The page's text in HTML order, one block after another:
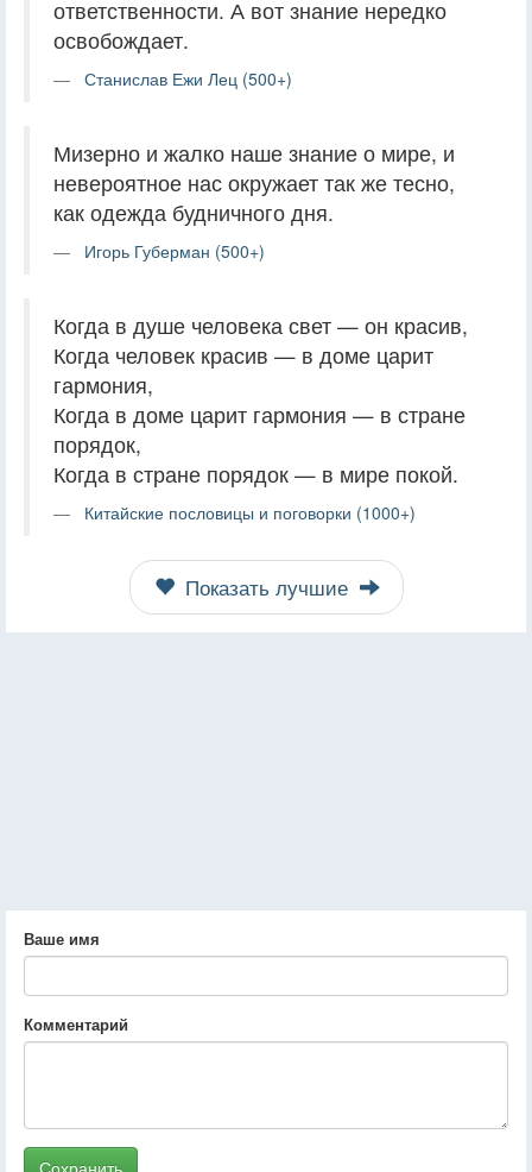
ответственности. А вот знание нередко
освобождает.
Станислав Ежи Лец (500+)
Мизерно и жалко наше знание о мире, и
невероятное нас окружает так же тесно,
как одежда будничного дня.
Игорь Губерман (500+)
Когда в душе человека свет — он красив,
Когда человек красив — в доме царит
гармония,
Когда в доме царит гармония — в стране
порядок,
Когда в стране порядок — в мире покой.
Китайские пословицы и поговорки (1000+)
Показать лучшие
Ваше имя
Комментарий